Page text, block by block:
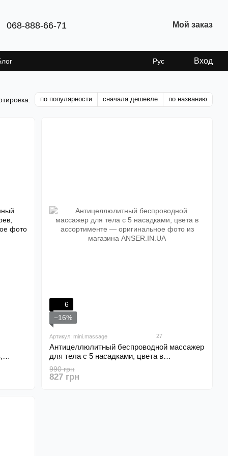
068-888-66-71 Мой заказ
Рус Вход
по популярности сначала дешевле по названию
6
−16%
Артикул: mini.massage 27
Антицеллюлитный беспроводной массажер
для тела с 5 насадками, цвета в
ассортименте
990 грн
827 грн